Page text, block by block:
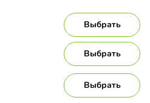
Выбрать
Выбрать
Выбрать